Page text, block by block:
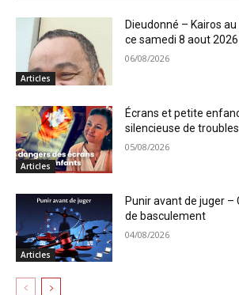
Articles
Dieudonné – Kairos
ce samedi 8 aout 2026
06/08/2026
Articles
Écrans et petite
silencieuse de
05/08/2026
Articles
Punir avant de juger –
de basculement
04/08/2026